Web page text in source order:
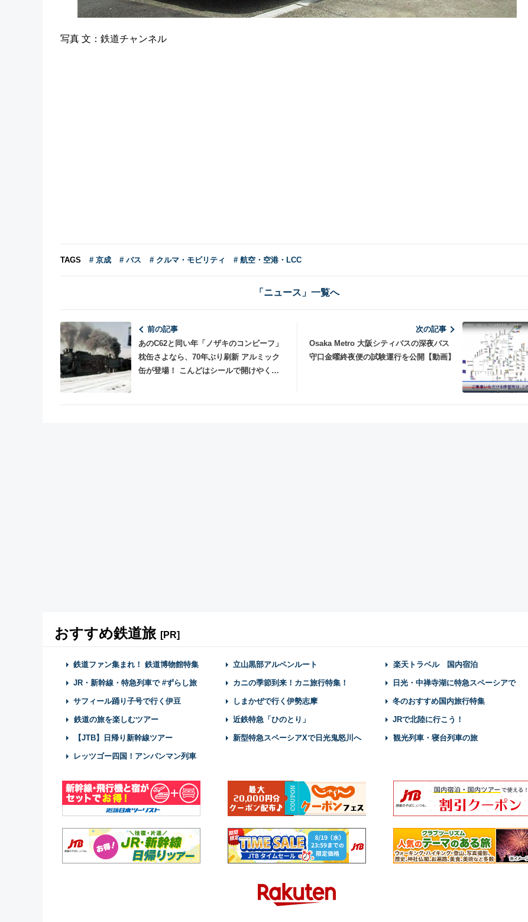
写真 文：鉄道チャンネル
TAGS # 京成 # バス # クルマ・モビリティ # 航空・空港・LCC
「ニュース」一覧へ
前の記事
あのC62と同い年「ノザキのコンビーフ」
枕缶さよなら、70年ぶり刷新 アルミック
缶が登場！ こんどはシールで開けやく賞
次の記事
Osaka Metro 大阪シティバスの深夜バス
守口金曜終夜便の試験運行を公開【動画】
おすすめ鉄道旅 [PR]
鉄道ファン集まれ！ 鉄道博物館特集 立山黒部アルペンルート 楽天トラベル 国内宿泊
JR・新幹線・特急列車で #ずらし旅 カニの季節到来！カニ旅行特集！ 日光・中禅寺湖に特急スペーシアで
サフィール踊り子号で行く伊豆 しまかぜで行く伊勢志摩 冬のおすすめ国内旅行特集
鉄道の旅を楽しむツアー 近鉄特急「ひのとり」 JRで北陸に行こう！
【JTB】日帰り新幹線ツアー 新型特急スペーシアXで日光鬼怒川へ 観光列車・寝台列車の旅
レッツゴー四国！アンパンマン列車